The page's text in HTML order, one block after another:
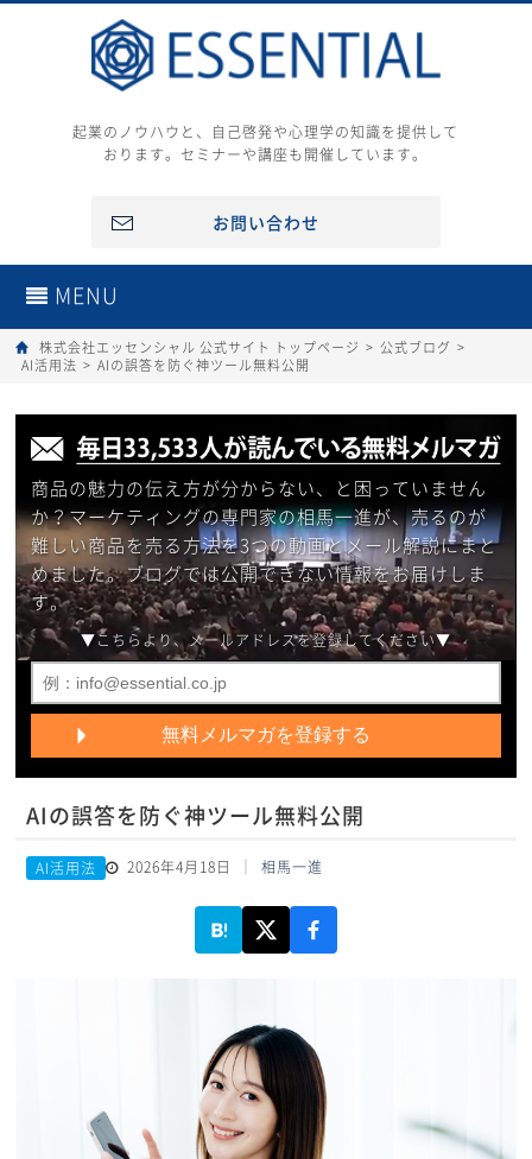
起業のノウハウと、自己啓発や心理学の知識を提供して
おります。セミナーや講座も開催しています。
お問い合わせ
MENU
株式会社エッセンシャル 公式サイト トップページ > 公式ブログ >
AI活用法 > AIの誤答を防ぐ神ツール無料公開
商品の魅力の伝え方が分からない、と困っていません
か？マーケティングの専門家の相馬一進が、売るのが
難しい商品を売る方法を3つの動画とメール解説にまと
めました。ブログでは公開できない情報をお届けしま
す。
▼こちらより、メールアドレスを登録してください▼
AIの誤答を防ぐ神ツール無料公開
AI活用法 2026年4月18日 相馬一進